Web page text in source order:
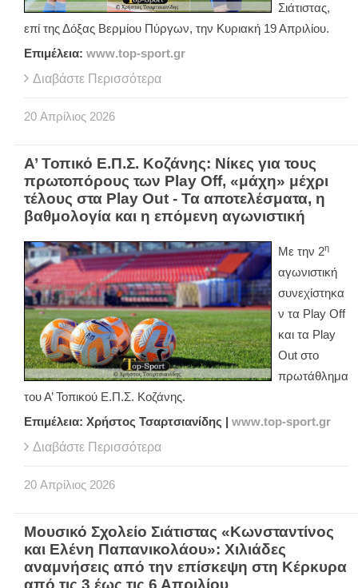
Σιάτιστας,
επί της Δόξας Βερμίου Πύργων, την Κυριακή 19 Απριλίου.
Επιμέλεια: www.top-sport.gr
Διαβάστε Περισσότερα
20 Απρίλιος 2026
Α’ Τοπικό Ε.Π.Σ. Κοζάνης: Νίκες για τους
πρωτοπόρους των Play Off, «μάχη» μέχρι
τέλους στα Play Out - Τα αποτελέσματα, η
βαθμολογία και η επόμενη αγωνιστική
Με την 2η
αγωνιστική
συνεχίστηκα
ν τα Play Off
και τα Play
Out στο
πρωτάθλημα
του Α’ Τοπικού Ε.Π.Σ. Κοζάνης.
Επιμέλεια: Χρήστος Τσαρτσιανίδης | www.top-sport.gr
Διαβάστε Περισσότερα
20 Απρίλιος 2026
Μουσικό Σχολείο Σιάτιστας «Κωνσταντίνος
και Ελένη Παπανικολάου»: Χιλιάδες
αναμνήσεις από την επίσκεψη στη Κέρκυρα
από τις 3 έως τις 6 Απριλίου